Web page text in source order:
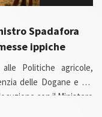
Spadafora
ippiche
Politiche agricole,
delle Dogane e dei
con il Ministero
se le corse ippiche